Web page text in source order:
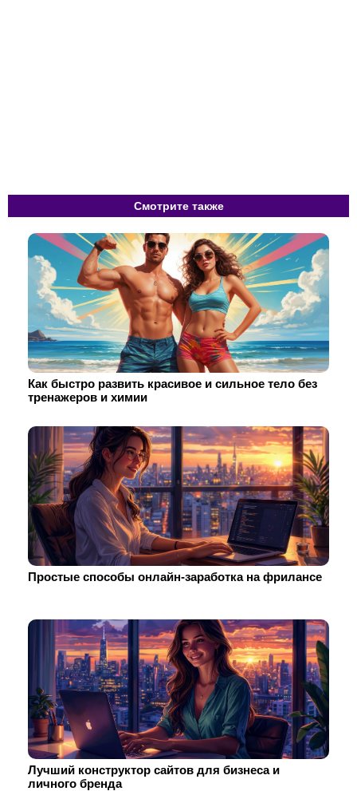
Смотрите также
Как быстро развить красивое и сильное тело без
тренажеров и химии
Простые способы онлайн-заработка на фрилансе
Лучший конструктор сайтов для бизнеса и
личного бренда